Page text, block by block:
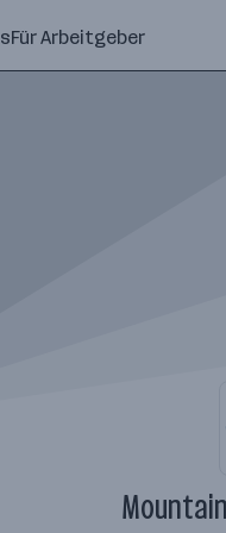
Für Arbeitgeber